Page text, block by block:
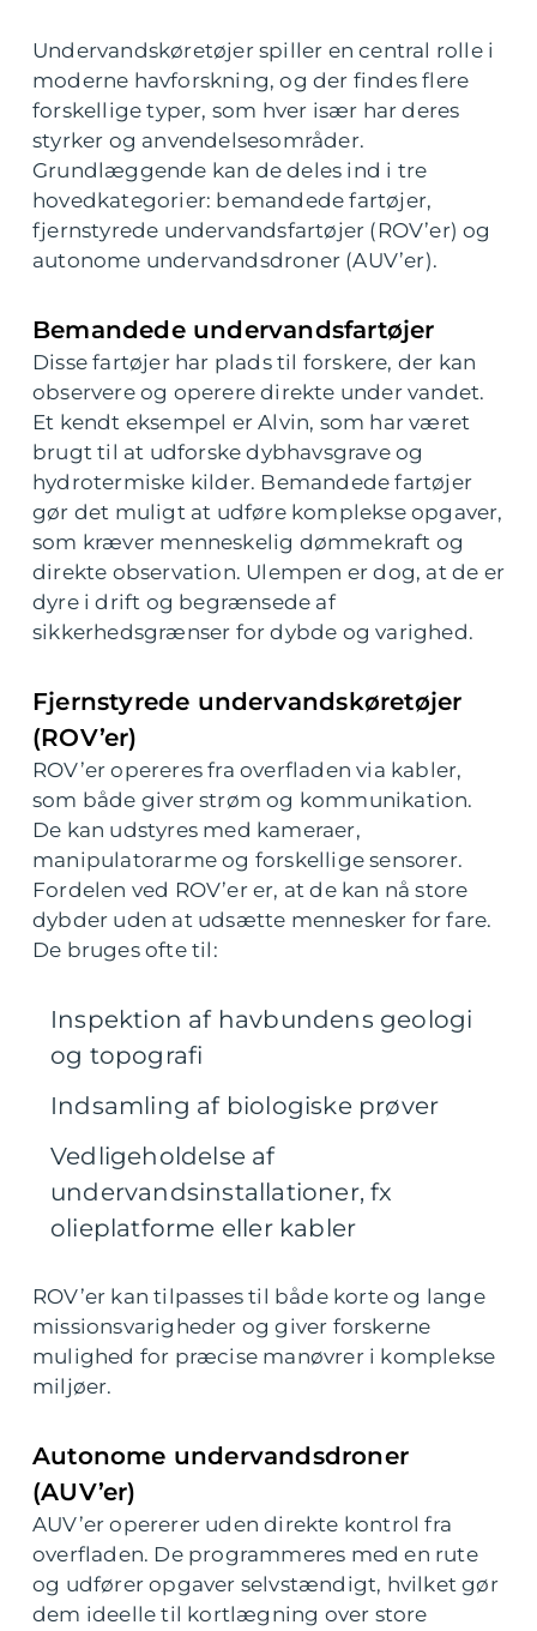
Undervandskøretøjer spiller en central rolle i
moderne havforskning, og der findes flere
forskellige typer, som hver især har deres
styrker og anvendelsesområder.
Grundlæggende kan de deles ind i tre
hovedkategorier: bemandede fartøjer,
fjernstyrede undervandsfartøjer (ROV’er) og
autonome undervandsdroner (AUV’er).
Bemandede undervandsfartøjer
Disse fartøjer har plads til forskere, der kan
observere og operere direkte under vandet.
Et kendt eksempel er Alvin, som har været
brugt til at udforske dybhavsgrave og
hydrotermiske kilder. Bemandede fartøjer
gør det muligt at udføre komplekse opgaver,
som kræver menneskelig dømmekraft og
direkte observation. Ulempen er dog, at de er
dyre i drift og begrænsede af
sikkerhedsgrænser for dybde og varighed.
Fjernstyrede undervandskøretøjer
(ROV’er)
ROV’er opereres fra overfladen via kabler,
som både giver strøm og kommunikation.
De kan udstyres med kameraer,
manipulatorarme og forskellige sensorer.
Fordelen ved ROV’er er, at de kan nå store
dybder uden at udsætte mennesker for fare.
De bruges ofte til:
Inspektion af havbundens geologi
og topografi
Indsamling af biologiske prøver
Vedligeholdelse af
undervandsinstallationer, fx
olieplatforme eller kabler
ROV’er kan tilpasses til både korte og lange
missionsvarigheder og giver forskerne
mulighed for præcise manøvrer i komplekse
miljøer.
Autonome undervandsdroner
(AUV’er)
AUV’er opererer uden direkte kontrol fra
overfladen. De programmeres med en rute
og udfører opgaver selvstændigt, hvilket gør
dem ideelle til kortlægning over store